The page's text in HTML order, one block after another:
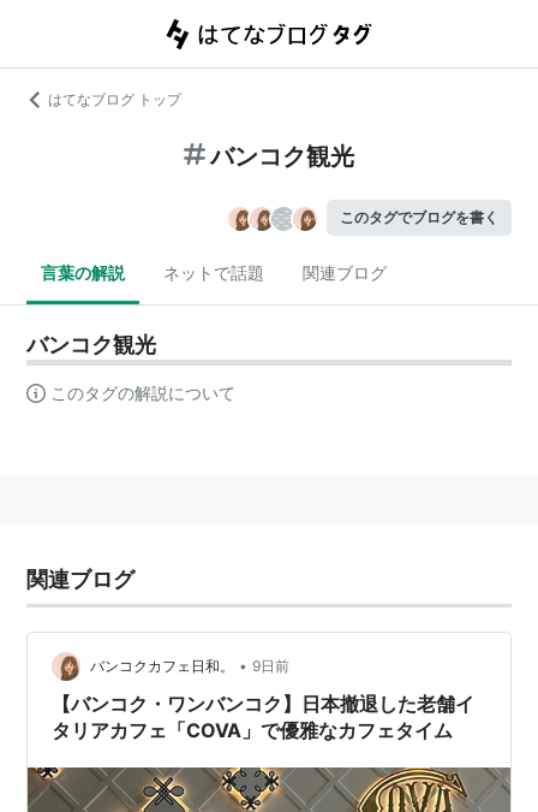
はてなブログ トップ
バンコク観光
このタグでブログを書く
言葉の解説 ネットで話題 関連ブログ
バンコク観光
このタグの解説について
関連ブログ
バンコクカフェ日和。 • 9日前
【バンコク・ワンバンコク】日本撤退した老舗イ
タリアカフェ「COVA」で優雅なカフェタイム